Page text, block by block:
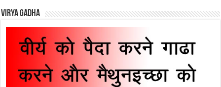
Virya Gadha